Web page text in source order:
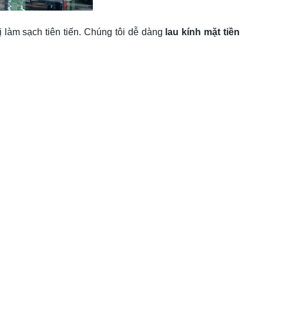
sạch tiên tiến. Chúng tôi dễ dàng lau kính mặt tiền